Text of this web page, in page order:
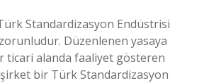
Standardizasyon Endüstrisi
Düzenlenen yasaya
ticari alanda faaliyet gösteren
bir Türk Standardizasyon